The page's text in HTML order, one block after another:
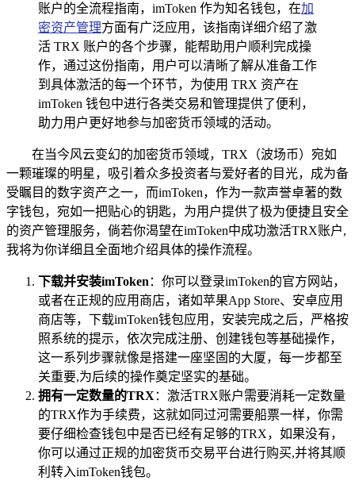
账户的全流程指南，imToken 作为知名钱包，在加
密资产管理方面有广泛应用，该指南详细介绍了激
活 TRX 账户的各个步骤，能帮助用户顺利完成操
作，通过这份指南，用户可以清晰了解从准备工作
到具体激活的每一个环节，为使用 TRX 资产在
imToken 钱包中进行各类交易和管理提供了便利，
助力用户更好地参与加密货币领域的活动。
在当今风云变幻的加密货币领域，TRX（波场币）宛如
一颗璀璨的明星，吸引着众多投资者与爱好者的目光，成为备
受瞩目的数字资产之一，而imToken，作为一款声誉卓著的数
字钱包，宛如一把贴心的钥匙，为用户提供了极为便捷且安全
的资产管理服务，倘若你渴望在imToken中成功激活TRX账户,
我将为你详细且全面地介绍具体的操作流程。
下载并安装imToken ：你可以登录imToken的官方网站，
或者在正规的应用商店，诸如苹果App Store、安卓应用
商店等，下载imToken钱包应用，安装完成之后，严格按
照系统的提示，依次完成注册、创建钱包等基础操作，
这一系列步骤就像是搭建一座坚固的大厦，每一步都至
关重要,为后续的操作奠定坚实的基础。
拥有一定数量的TRX ：激活TRX账户需要消耗一定数量
的TRX作为手续费，这就如同过河需要船票一样，你需
要仔细检查钱包中是否已经有足够的TRX，如果没有，
你可以通过正规的加密货币交易平台进行购买,并将其顺
利转入imToken钱包。